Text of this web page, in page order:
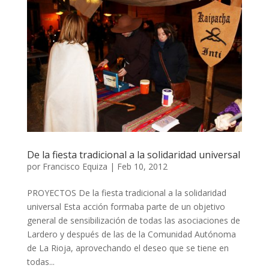
De la fiesta tradicional a la solidaridad universal
por Francisco Equiza | Feb 10, 2012
PROYECTOS De la fiesta tradicional a la solidaridad
universal Esta acción formaba parte de un objetivo
general de sensibilización de todas las asociaciones de
Lardero y después de las de la Comunidad Autónoma
de La Rioja, aprovechando el deseo que se tiene en
todas...